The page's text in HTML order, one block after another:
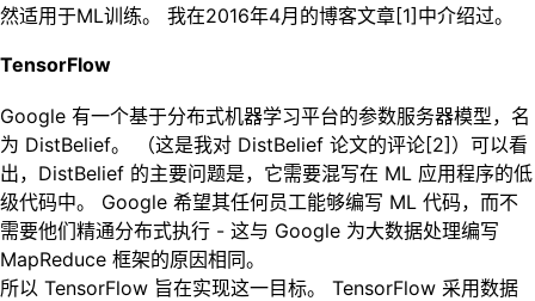
然适用于ML训练。 我在2016年4月的博客文章[1]中介绍过。
TensorFlow
Google 有一个基于分布式机器学习平台的参数服务器模型，名
为 DistBelief。 （这是我对 DistBelief 论文的评论[2]）可以看
出，DistBelief 的主要问题是，它需要混写在 ML 应用程序的低
级代码中。 Google 希望其任何员工能够编写 ML 代码，而不
需要他们精通分布式执行 - 这与 Google 为大数据处理编写
MapReduce 框架的原因相同。
所以 TensorFlow 旨在实现这一目标。 TensorFlow 采用数据